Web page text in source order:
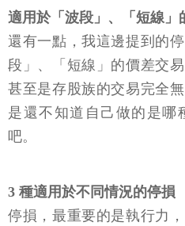
適用於「波段」、「短線」
還有一點，我這邊提到的
段」、「短線」的價差交
甚至是存股族的交易完全
是還不知道自己做的是哪
吧。
3 種適用於不同情況的停損
停損，最重要的是執行力